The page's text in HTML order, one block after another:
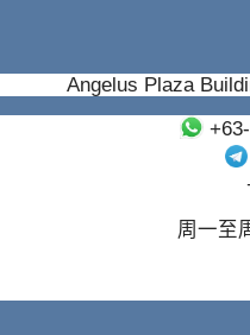
Angelus Plaza
周一至